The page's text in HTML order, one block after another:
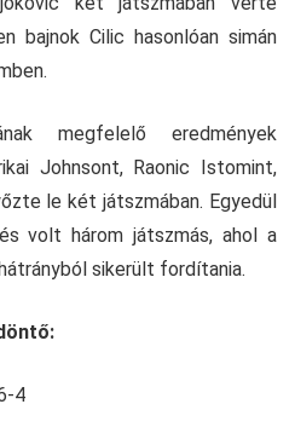
bajnok Cilic hasonlóan simán
megfelelő eredmények
Johnsont, Raonic Istomint,
le két játszmában. Egyedül
volt három játszmás, ahol a
sikerült fordítania.
4